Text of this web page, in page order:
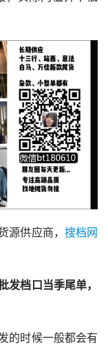
源供应商， 搜档网
发档口当季尾单，
的时候一般都会有